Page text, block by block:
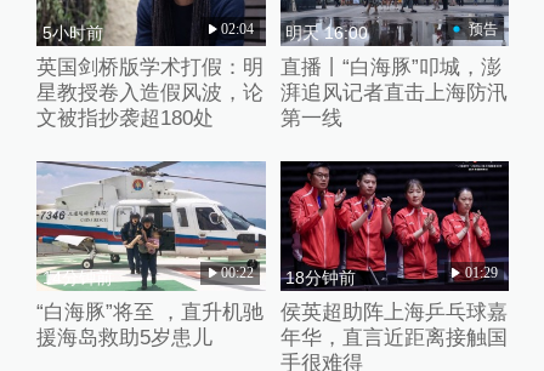
5小时前 02:04
英国剑桥版学术打假：明
星教授卷入造假风波，论
文被指抄袭超180处
明天 16:00 预告
直播丨“白海豚”叩城，澎
湃追风记者直击上海防汛
第一线
14分钟前 00:22
“白海豚”将至 ，直升机驰
援海岛救助5岁患儿
18分钟前 01:29
侯英超助阵上海乒乓球嘉
年华，直言近距离接触国
手很难得